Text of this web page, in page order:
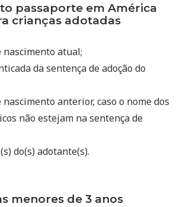
passaporte em América
crianças adotadas
nascimento atual;
da sentença de adoção do
nascimento anterior, caso o nome dos
não estejam na sentença de
do(s) adotante(s).
menores de 3 anos